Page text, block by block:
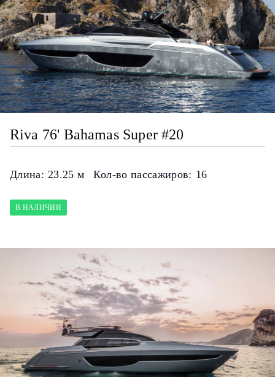
Riva 76' Bahamas Super #20
Длина: 23.25 м Кол-во пассажиров: 16
В НАЛИЧИИ